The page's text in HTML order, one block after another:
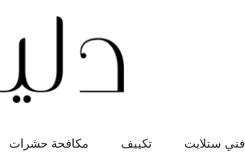
فني ستلايت تكييف مكافحة حشرات